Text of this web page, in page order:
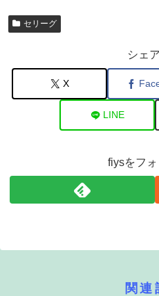
セリーグ
シェ
X
LINE
fiysをフ
関連